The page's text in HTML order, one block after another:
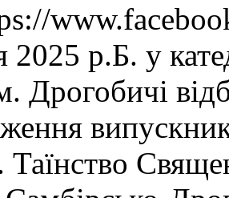
2025 р.Б. у
Дрогобичі
Таїнство